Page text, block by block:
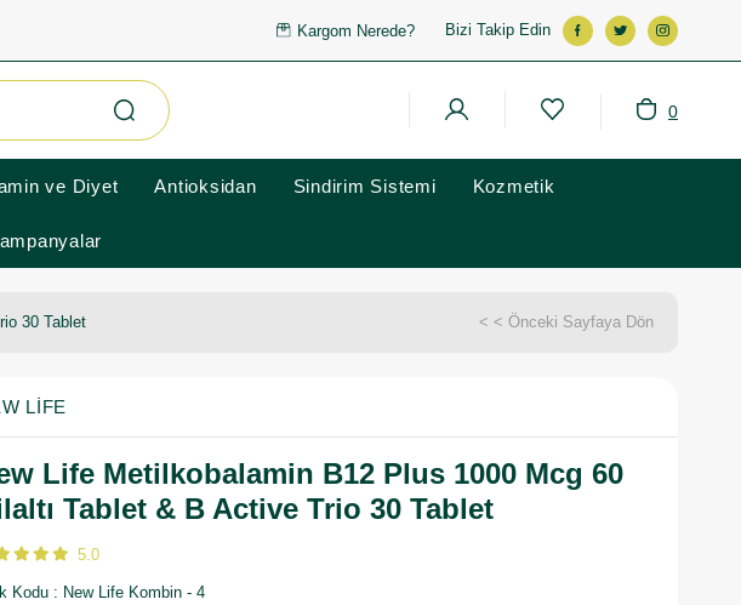
Kargom Nerede? Bizi Takip Edin
0
ve Diyet Antioksidan Sindirim Sistemi Kozmetik
30 Tablet < < Önceki Sayfaya Dön
LIFE
Life Metilkobalamin B12 Plus 1000 Mcg 60
Tablet & B Active Trio 30 Tablet
5.0
Kodu New Life Kombin - 4